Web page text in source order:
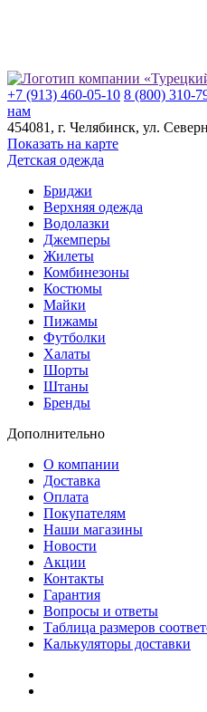
+7 (913) 460-05-10 8 (800) 310-
нам
454081 , г. Челябинск, ул.
Показать на карте
Детская одежда
Бриджи
Верхняя одежда
Водолазки
Джемперы
Жилеты
Комбинезоны
Костюмы
Майки
Пижамы
Футболки
Халаты
Шорты
Штаны
Бренды
Дополнительно
О компании
Доставка
Оплата
Покупателям
Наши магазины
Новости
Акции
Контакты
Гарантия
Вопросы и ответы
Таблица размеров
Калькуляторы доставки